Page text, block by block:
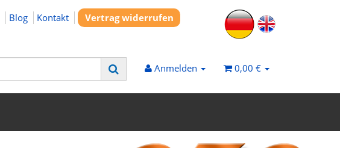
Blog Kontakt Vertrag widerrufen
Anmelden 0,00 €